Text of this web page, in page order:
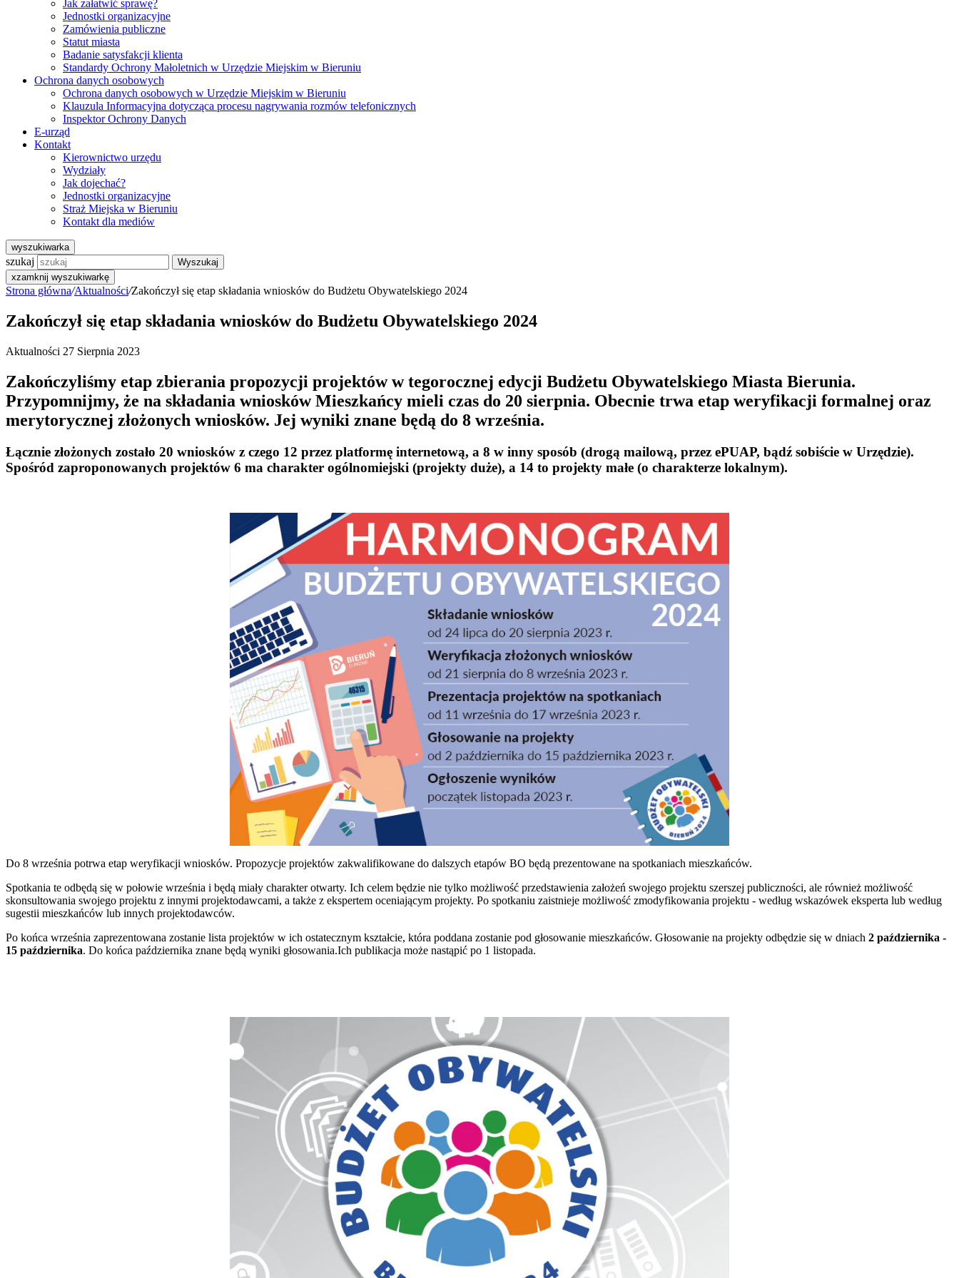
Jak załatwić sprawę?
Jednostki organizacyjne
Zamówienia publiczne
Statut miasta
Badanie satysfakcji klienta
Standardy Ochrony Małoletnich w Urzędzie Miejskim w Bieruniu
Ochrona danych osobowych
Ochrona danych osobowych w Urzędzie Miejskim w Bieruniu
Klauzula Informacyjna dotycząca procesu nagrywania rozmów telefonicznych
Inspektor Ochrony Danych
E-urząd
Kontakt
Kierownictwo urzędu
Wydziały
Jak dojechać?
Jednostki organizacyjne
Straż Miejska w Bieruniu
Kontakt dla mediów
wyszukiwarka
szukaj
Wyszukaj
xzamknij wyszukiwarkę
Strona główna/Aktualności/Zakończył się etap składania wniosków do Budżetu Obywatelskiego 2024
Zakończył się etap składania wniosków do Budżetu Obywatelskiego 2024
Aktualności 27 Sierpnia 2023
Zakończyliśmy etap zbierania propozycji projektów w tegorocznej edycji Budżetu Obywatelskiego Miasta Bierunia.
Przypomnijmy, że na składania wniosków Mieszkańcy mieli czas do 20 sierpnia. Obecnie trwa etap weryfikacji formalnej oraz
merytorycznej złożonych wniosków. Jej wyniki znane będą do 8 września.
Łącznie złożonych zostało 20 wniosków z czego 12 przez platformę internetową, a 8 w inny sposób (drogą mailową, przez ePUAP, bądź sobiście w Urzędzie).
Spośród zaproponowanych projektów 6 ma charakter ogólnomiejski (projekty duże), a 14 to projekty małe (o charakterze lokalnym).
Do 8 września potrwa etap weryfikacji wniosków. Propozycje projektów zakwalifikowane do dalszych etapów BO będą prezentowane na spotkaniach mieszkańców.
Spotkania te odbędą się w połowie września i będą miały charakter otwarty. Ich celem będzie nie tylko możliwość przedstawienia założeń swojego projektu szerszej publiczności, ale również możliwość
skonsultowania swojego projektu z innymi projektodawcami, a także z ekspertem oceniającym projekty. Po spotkaniu zaistnieje możliwość zmodyfikowania projektu - według wskazówek eksperta lub według
sugestii mieszkańców lub innych projektodawców.
Po końca września zaprezentowana zostanie lista projektów w ich ostatecznym kształcie, która poddana zostanie pod głosowanie mieszkańców. Głosowanie na projekty odbędzie się w dniach 2 października -
15 października. Do końca października znane będą wyniki głosowania.Ich publikacja może nastąpić po 1 listopada.